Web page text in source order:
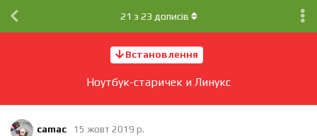
Встановлення
Ноутбук-старичек и Линукс
21 з 23 дописів
camac 15 жовт 2019 р.